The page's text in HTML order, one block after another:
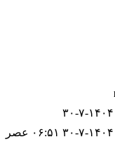
۳۰-۷-۱۴۰۴
۳۰-۷-۱۴۰۴ ۰۶:۵۱ عصر